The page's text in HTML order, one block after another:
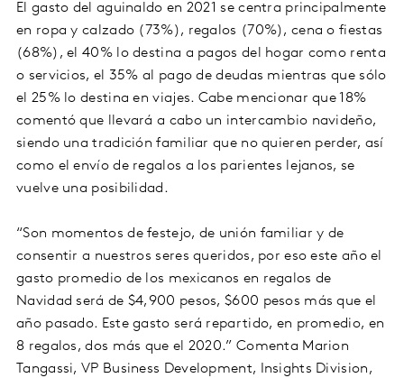
El gasto del aguinaldo en 2021 se centra principalmente
en ropa y calzado (73%), regalos (70%), cena o fiestas
(68%), el 40% lo destina a pagos del hogar como renta
o servicios, el 35% al pago de deudas mientras que sólo
el 25% lo destina en viajes. Cabe mencionar que 18%
comentó que llevará a cabo un intercambio navideño,
siendo una tradición familiar que no quieren perder, así
como el envío de regalos a los parientes lejanos, se
vuelve una posibilidad.
“Son momentos de festejo, de unión familiar y de
consentir a nuestros seres queridos, por eso este año el
gasto promedio de los mexicanos en regalos de
Navidad será de $4,900 pesos, $600 pesos más que el
año pasado. Este gasto será repartido, en promedio, en
8 regalos, dos más que el 2020.” Comenta Marion
Tangassi, VP Business Development, Insights Division,